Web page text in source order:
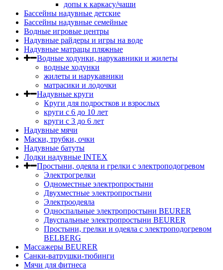
допы к каркасу/чаши
Бассейны надувные детские
Бассейны надувные семейные
Водные игровые центры
Надувные райдеры и игры на воде
Надувные матрацы пляжные
Водные ходунки, нарукавники и жилеты
водные ходунки
жилеты и нарукавники
матрасики и лодочки
Надувные круги
Круги для подростков и взрослых
круги с 6 до 10 лет
круги c 3 до 6 лет
Надувные мячи
Маски, трубки, очки
Надувные батуты
Лодки надувные INTEX
Простыни, одеяла и грелки с электроподогревом
Электрогрелки
Одноместные электропростыни
Двухместные электропростыни
Электроодеяла
Односпальные электропростыни BEURER
Двуспальные электропростыни BEURER
Простыни, грелки и одеяла с электроподогревом
BELBERG
Массажеры BEURER
Санки-ватрушки-тюбинги
Мячи для фитнеса